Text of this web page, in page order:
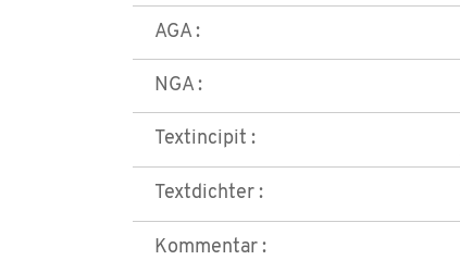
AGA :
NGA :
Textincipit :
Textdichter :
Kommentar :